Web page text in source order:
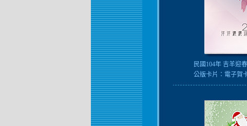
民國104年 吉羊迎
公版卡片： 電子賀